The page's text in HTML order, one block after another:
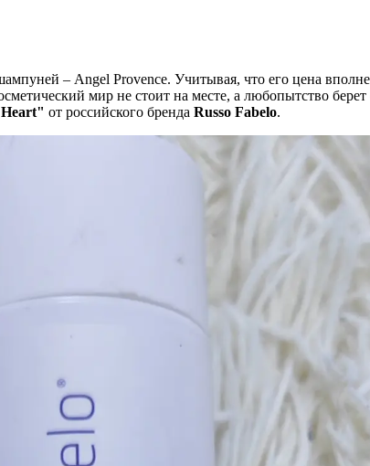
– Angel Provence. Учитывая, что его цена
мир не стоит на месте, а любопытство
от российского бренда Russo Fabelo.